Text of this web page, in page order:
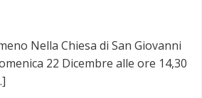
Nella Chiesa di San Giovanni
22 Dicembre alle ore 14,30